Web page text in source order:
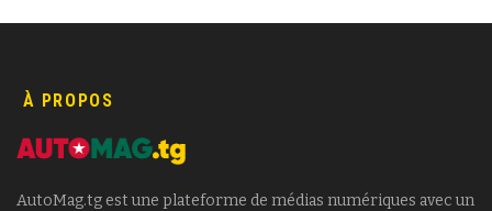
À PROPOS
AutoMag.tg est une plateforme de médias numériques avec un